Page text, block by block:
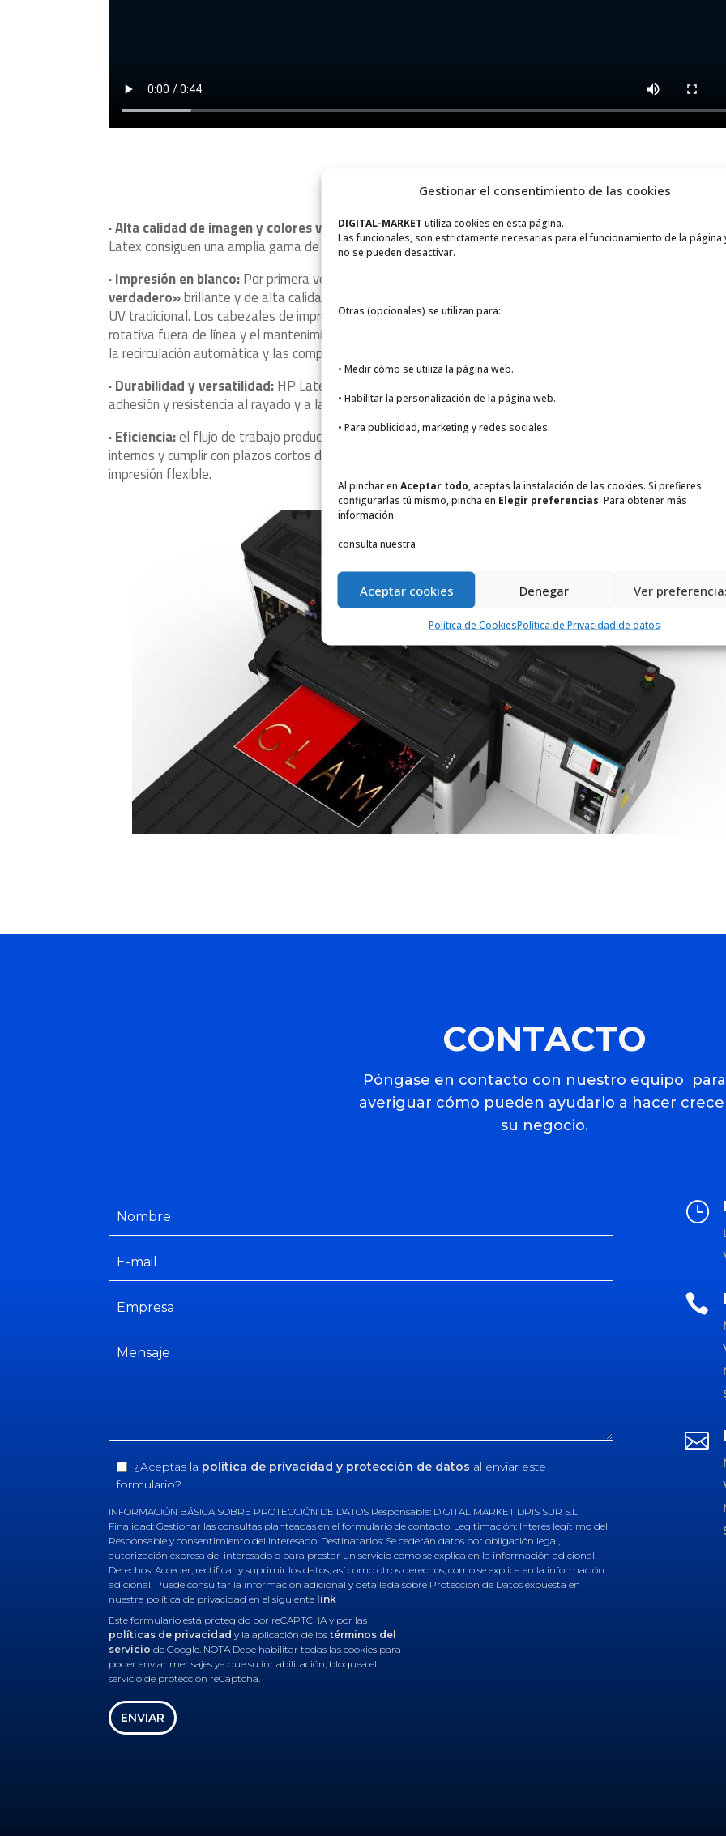
Gestionar el consentimiento de las cookies
DIGITAL-MARKET utiliza cookies en esta página.
Las funcionales, son estrictamente necesarias para el funcionamiento de la página
no se pueden desactivar.
Otras (opcionales) se utilizan para:
• Medir cómo se utiliza la página web.
• Habilitar la personalización de la página web.
• Para publicidad, marketing y redes sociales.
Al pinchar en Aceptar todo, aceptas la instalación de las cookies. Si prefieres
configurarlas tú mismo, pincha en Elegir preferencias. Para obtener más
información
consulta nuestra
Aceptar cookies Denegar Ver
Política de CookiesPolítica de Privacidad de datos
· Alta calidad de imagen y colores vibrantes:los cabezales de impresión HP Thermal Inkjet y las tintas
Latex consiguen una amplia gama de colores en rígidos.
· Impresión en blanco:Por primera vez, la innovadora tinta blanca de látex de HP ofrece un
verdadero»brillante y de alta calidad que no se amarillea con el tiempo como lo hace la tinta blanca con
UV tradicional. Los cabezales de impresión HP Thermal Inkjet extraíbles pueden almacenarse en una
rotativa fuera de línea y el mantenimiento automático hace que el blanco sea como cualquier otro color,
la recirculación automática y las comprobaciones de las boquillas.
· Durabilidad y versatilidad:HP Latex Overcoat agrega tinta duradera y flexible a base de agua para una
adhesión y resistencia al rayado y a las condiciones mediambientales de cualquier soporte para exterior.
· Eficiencia:el flujo de trabajo productivo de la banda permite a los clientes manejar los picos de impresión
internos y cumplir con plazos cortos de hasta 57 metros cuadrados por hora con rollos de hasta 60 kg para
impresión flexible.
CONTACTO
Póngase en contacto con nuestro equipo para
averiguar cómo pueden ayudarlo a hacer
su negocio.
¿Aceptas la política de privacidad y protección de datos al enviar este
formulario?
INFORMACIÓN BÁSICA SOBRE PROTECCIÓN DE DATOS Responsable: DIGITAL MARKET DPIS SUR S.L
Finalidad: Gestionar las consultas planteadas en el formulario de contacto. Legitimación: Interés legítimo del
Responsable y consentimiento del interesado. Destinatarios: Se cederán datos por obligación legal,
autorización expresa del interesado o para prestar un servicio como se explica en la información adicional.
Derechos: Acceder, rectificar y suprimir los datos, así como otros derechos, como se explica en la información
adicional. Puede consultar la información adicional y detallada sobre Protección de Datos expuesta en
nuestra política de privacidad en el siguiente link
Este formulario está protegido por reCAPTCHA y por las
políticas de privacidad y la aplicación de lostérminos del
servicio de Google. NOTA Debe habilitar todas las cookies para
poder enviar mensajes ya que su inhabilitación, bloquea el
servicio de protección reCaptcha.
ENVIAR
}

